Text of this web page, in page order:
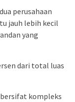
perusahaan
jauh lebih kecil
yang
dari total luas
kompleks